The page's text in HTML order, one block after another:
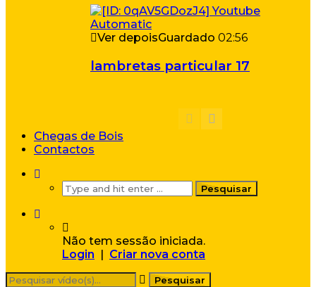
Ver depoisGuardado 02:56
lambretas particular 17
Chegas de Bois
Contactos
Não tem sessão iniciada.
Login
Criar nova conta